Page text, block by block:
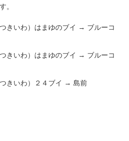
。
きいわ）はまゆのブイ → ブルーコ
きいわ）はまゆのブイ → ブルーコ
きいわ）２４ブイ → 島前